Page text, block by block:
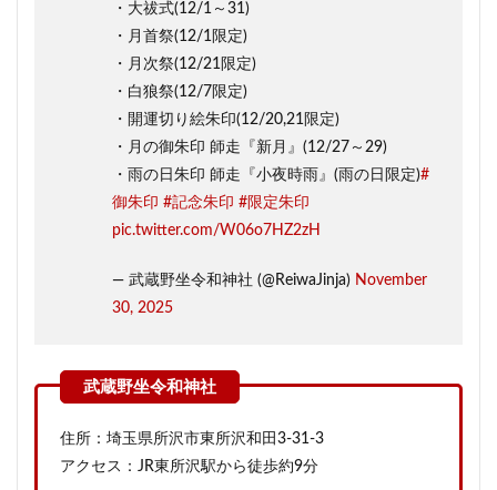
・大祓式(12/1～31)
・月首祭(12/1限定)
・月次祭(12/21限定)
・白狼祭(12/7限定)
・開運切り絵朱印(12/20,21限定)
・月の御朱印 師走『新月』(12/27～29)
・雨の日朱印 師走『小夜時雨』(雨の日限定)#
御朱印 #記念朱印 #限定朱印
pic.twitter.com/W06o7HZ2zH
— 武蔵野坐令和神社 (@ReiwaJinja) November
30, 2025
住所：埼玉県所沢市東所沢和田3-31-3
アクセス：JR東所沢駅から徒歩約9分